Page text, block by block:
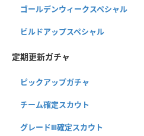
ゴールデンウィークスペシャル
ビルドアップスペシャル
定期更新ガチャ
ピックアップガチャ
チーム確定スカウト
グレードⅢ確定スカウト